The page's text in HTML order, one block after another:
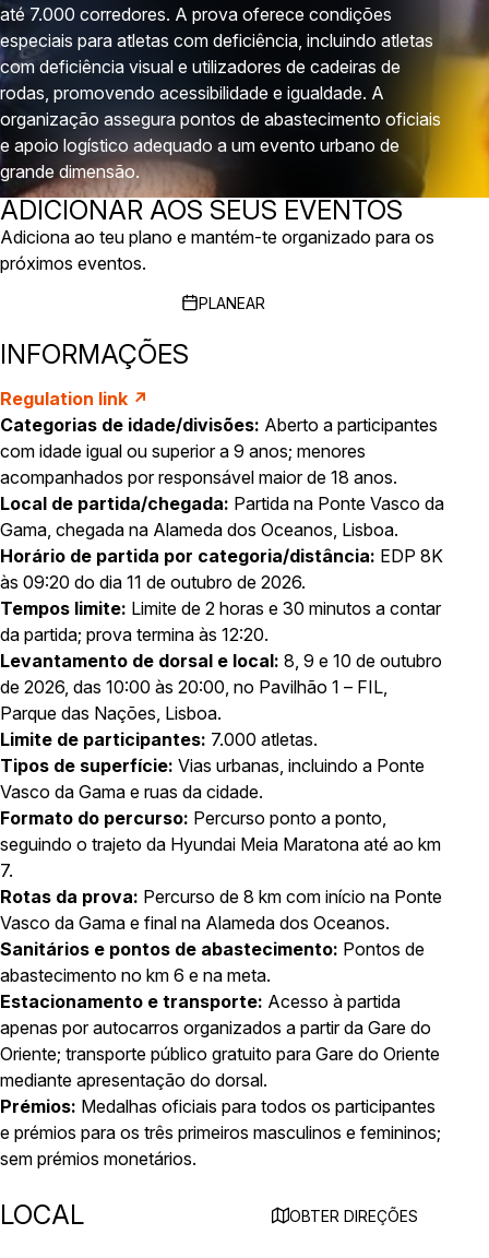
até 7.000 corredores. A prova oferece condições
especiais para atletas com deficiência, incluindo atletas
com deficiência visual e utilizadores de cadeiras de
rodas, promovendo acessibilidade e igualdade. A
organização assegura pontos de abastecimento oficiais
e apoio logístico adequado a um evento urbano de
grande dimensão.
ADICIONAR AOS SEUS EVENTOS
Adiciona ao teu plano e mantém-te organizado para os
próximos eventos.
PLANEAR
INFORMAÇÕES
Regulation link ↗
Categorias de idade/divisões: Aberto a participantes
com idade igual ou superior a 9 anos; menores
acompanhados por responsável maior de 18 anos.
Local de partida/chegada: Partida na Ponte Vasco da
Gama, chegada na Alameda dos Oceanos, Lisboa.
Horário de partida por categoria/distância: EDP 8K
às 09:20 do dia 11 de outubro de 2026.
Tempos limite: Limite de 2 horas e 30 minutos a contar
da partida; prova termina às 12:20.
Levantamento de dorsal e local: 8, 9 e 10 de outubro
de 2026, das 10:00 às 20:00, no Pavilhão 1 – FIL,
Parque das Nações, Lisboa.
Limite de participantes: 7.000 atletas.
Tipos de superfície: Vias urbanas, incluindo a Ponte
Vasco da Gama e ruas da cidade.
Formato do percurso: Percurso ponto a ponto,
seguindo o trajeto da Hyundai Meia Maratona até ao km
7.
Rotas da prova: Percurso de 8 km com início na Ponte
Vasco da Gama e final na Alameda dos Oceanos.
Sanitários e pontos de abastecimento: Pontos de
abastecimento no km 6 e na meta.
Estacionamento e transporte: Acesso à partida
apenas por autocarros organizados a partir da Gare do
Oriente; transporte público gratuito para Gare do Oriente
mediante apresentação do dorsal.
Prémios: Medalhas oficiais para todos os participantes
e prémios para os três primeiros masculinos e femininos;
sem prémios monetários.
LOCAL OBTER DIREÇÕES